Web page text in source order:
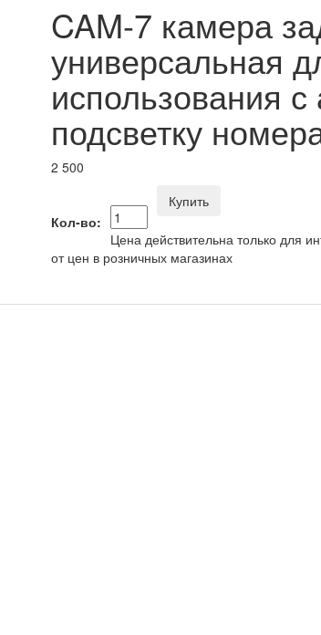
CAM-7 камера
универсальная
использования
подсветку
2 500
Кол-во:
Купить
Цена действительна только для
от цен в розничных магазинах